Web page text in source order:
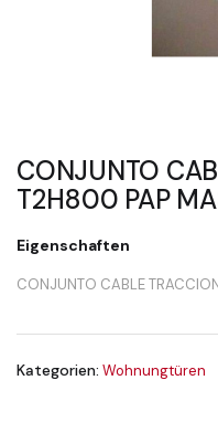
CONJUNTO
T2H800 PAP
Eigenschaften
CONJUNTO CABLE
Kategorien: Wohnungtüren